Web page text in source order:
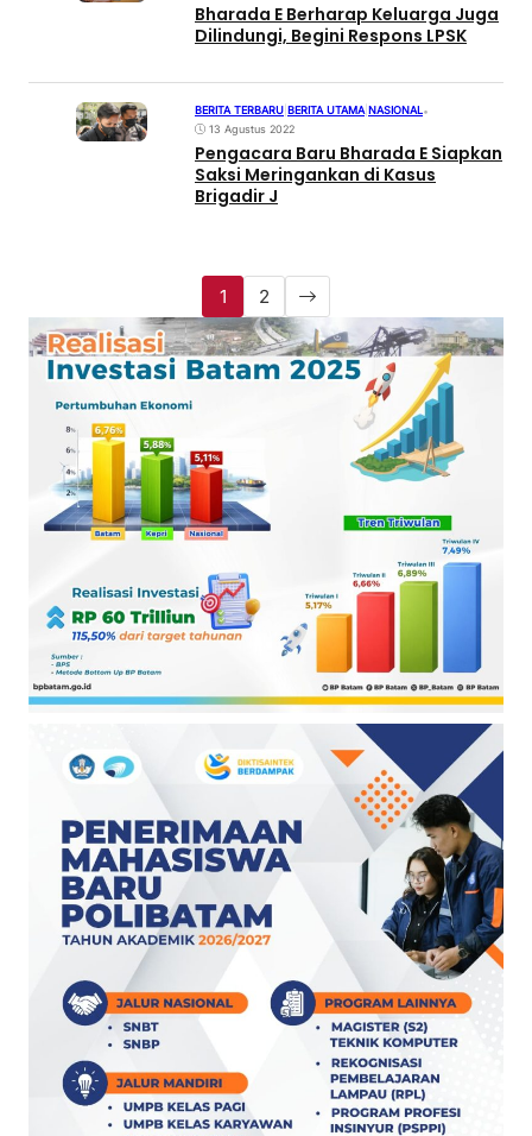
Bharada E Berharap Keluarga Juga
Dilindungi, Begini Respons LPSK
BERITA TERBARU BERITA UTAMA NASIONAL•
13 Agustus 2022
Pengacara Baru Bharada E Siapkan
Saksi Meringankan di Kasus
Brigadir J
1 2